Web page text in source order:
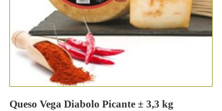
Queso Vega Diabolo Picante ± 3,3 kg